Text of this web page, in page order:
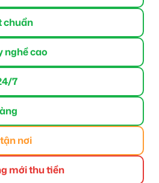
chuẩn
nghề cao
7
nơi
mới thu tiền